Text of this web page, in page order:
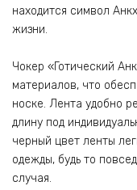
находится символ
жизни.
Чокер «Готический
материалов, что
носке. Лента удобно
длину под
черный цвет ленты
одежды, будь то
случая.